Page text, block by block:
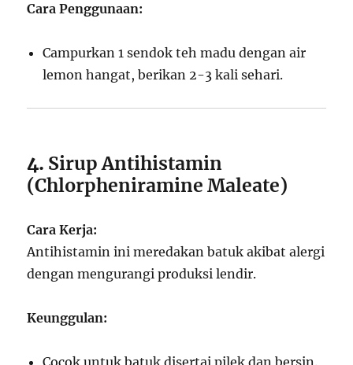
Cara Penggunaan:
Campurkan 1 sendok teh madu dengan air
lemon hangat, berikan 2-3 kali sehari.
4. Sirup Antihistamin
(Chlorpheniramine Maleate)
Cara Kerja:
Antihistamin ini meredakan batuk akibat alergi
dengan mengurangi produksi lendir.
Keunggulan: